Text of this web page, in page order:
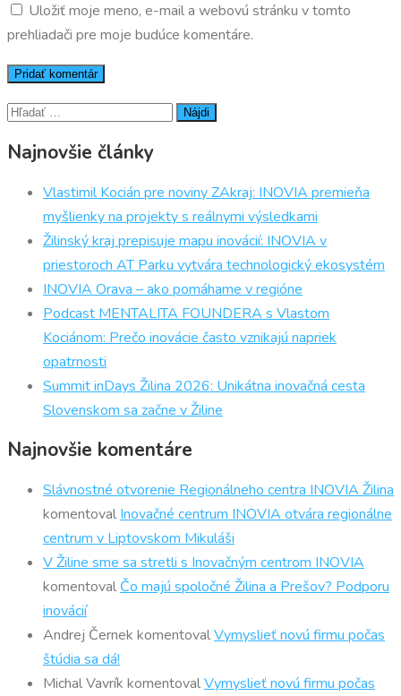
Uložiť moje meno, e-mail a webovú stránku v tomto
prehliadači pre moje budúce komentáre.
Hľadať:
Najnovšie články
Vlastimil Kocián pre noviny ZAkraj: INOVIA premieňa
myšlienky na projekty s reálnymi výsledkami
Žilinský kraj prepisuje mapu inovácií: INOVIA v
priestoroch AT Parku vytvára technologický ekosystém
INOVIA Orava – ako pomáhame v regióne
Podcast MENTALITA FOUNDERA s Vlastom
Kociánom: Prečo inovácie často vznikajú napriek
opatrnosti
Summit inDays Žilina 2026: Unikátna inovačná cesta
Slovenskom sa začne v Žiline
Najnovšie komentáre
Slávnostné otvorenie Regionálneho centra INOVIA Žilina
komentoval Inovačné centrum INOVIA otvára regionálne
centrum v Liptovskom Mikuláši
V Žiline sme sa stretli s Inovačným centrom INOVIA
komentoval Čo majú spoločné Žilina a Prešov? Podporu
inovácií
Andrej Černek komentovalVymyslieť novú firmu počas
štúdia sa dá!
Michal Vavrík komentovalVymyslieť novú firmu počas